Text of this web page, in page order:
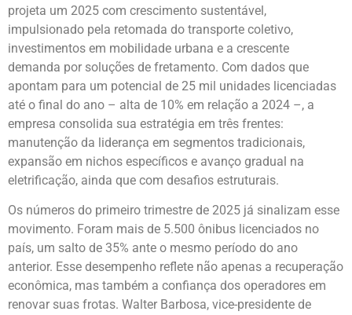
projeta um 2025 com crescimento sustentável,
impulsionado pela retomada do transporte coletivo,
investimentos em mobilidade urbana e a crescente
demanda por soluções de fretamento. Com dados que
apontam para um potencial de 25 mil unidades licenciadas
até o final do ano – alta de 10% em relação a 2024 –, a
empresa consolida sua estratégia em três frentes:
manutenção da liderança em segmentos tradicionais,
expansão em nichos específicos e avanço gradual na
eletrificação, ainda que com desafios estruturais.
Os números do primeiro trimestre de 2025 já sinalizam esse
movimento. Foram mais de 5.500 ônibus licenciados no
país, um salto de 35% ante o mesmo período do ano
anterior. Esse desempenho reflete não apenas a recuperação
econômica, mas também a confiança dos operadores em
renovar suas frotas. Walter Barbosa, vice-presidente de